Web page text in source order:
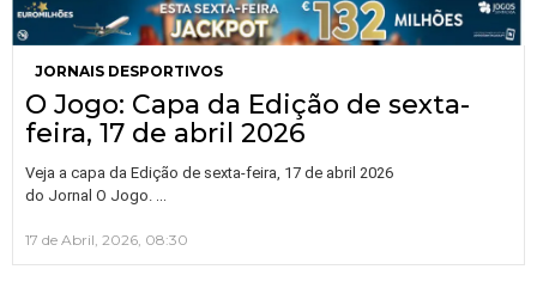
JORNAIS DESPORTIVOS
O Jogo: Capa da Edição de sexta-
feira, 17 de abril 2026
Veja a capa da Edição de sexta-feira, 17 de abril 2026
do Jornal O Jogo.
17 de Abril, 2026, 08:30